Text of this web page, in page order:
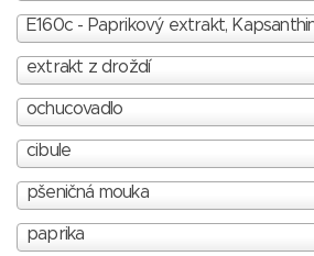
extrakt z droždí
ochucovadlo
cibule
pšeničná mouka
paprika